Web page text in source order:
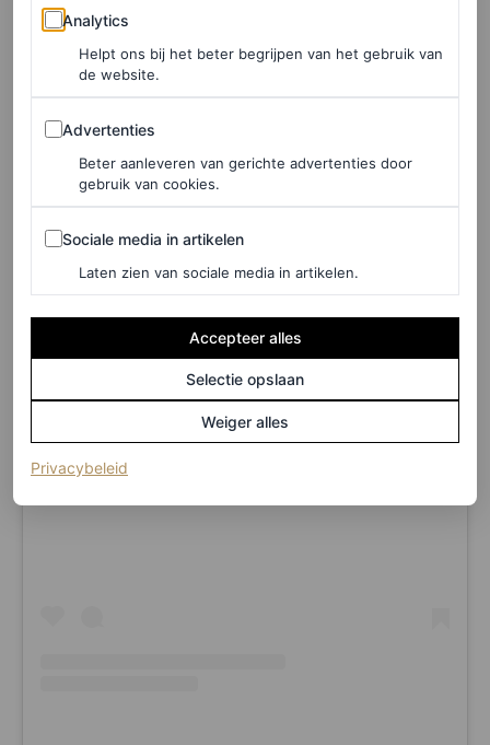
Analytics
Analytics
Helpt ons bij het beter begrijpen van het gebruik van
de website.
Advertenties
Advertenties
Beter aanleveren van gerichte advertenties door
gebruik van cookies.
Sociale media in artikelen
Sociale media in artikelen
Laten zien van sociale media in artikelen.
Accepteer alles
Selectie opslaan
Weiger alles
Privacybeleid